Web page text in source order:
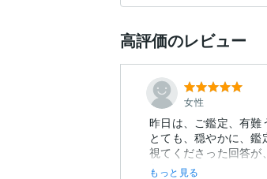
高評価のレビュー
女性
昨日は、ご鑑定、有難
とても、穏やかに、鑑
視てくださった回答が
た。
もっと見る